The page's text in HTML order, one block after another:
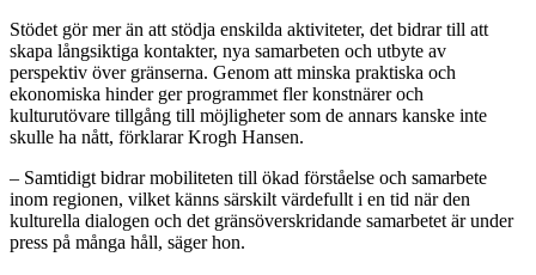
Stödet gör mer än att stödja enskilda aktiviteter, det bidrar till att
skapa långsiktiga kontakter, nya samarbeten och utbyte av
perspektiv över gränserna. Genom att minska praktiska och
ekonomiska hinder ger programmet fler konstnärer och
kulturutövare tillgång till möjligheter som de annars kanske inte
skulle ha nått, förklarar Krogh Hansen.
– Samtidigt bidrar mobiliteten till ökad förståelse och samarbete
inom regionen, vilket känns särskilt värdefullt i en tid när den
kulturella dialogen och det gränsöverskridande samarbetet är under
press på många håll, säger hon.